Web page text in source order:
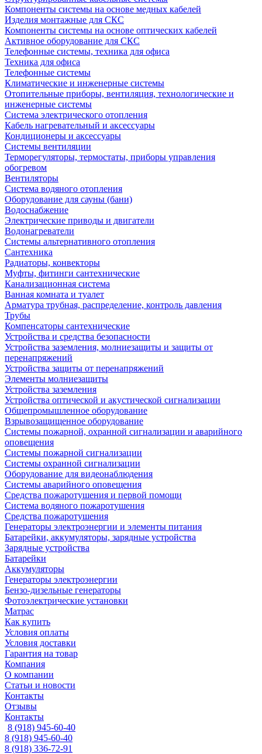
Компоненты системы на основе медных кабелей
Изделия монтажные для СКС
Компоненты системы на основе оптических кабелей
Активное оборудование для СКС
Телефонные системы, техника для офиса
Техника для офиса
Телефонные системы
Климатические и инженерные системы
Отопительные приборы, вентиляция, технологические и
инженерные системы
Система электрического отопления
Кабель нагревательный и аксессуары
Кондиционеры и аксессуары
Системы вентиляции
Терморегуляторы, термостаты, приборы управления
обогревом
Вентиляторы
Система водяного отопления
Оборудование для сауны (бани)
Водоснабжение
Электрические приводы и двигатели
Водонагреватели
Системы альтернативного отопления
Сантехника
Радиаторы, конвекторы
Муфты, фитинги сантехнические
Канализационная система
Ванная комната и туалет
Арматура трубная, распределение, контроль давления
Трубы
Компенсаторы сантехнические
Устройства и средства безопасности
Устройства заземления, молниезащиты и защиты от
перенапряжений
Устройства защиты от перенапряжений
Элементы молниезащиты
Устройства заземления
Устройства оптической и акустической сигнализации
Общепромышленное оборудование
Взрывозащищенное оборудование
Системы пожарной, охранной сигнализации и аварийного
оповещения
Системы пожарной сигнализации
Системы охранной сигнализации
Оборудование для видеонаблюдения
Системы аварийного оповещения
Средства пожаротушения и первой помощи
Система водяного пожаротушения
Средства пожаротушения
Генераторы электроэнергии и элементы питания
Батарейки, аккумуляторы, зарядные устройства
Зарядные устройства
Батарейки
Аккумуляторы
Генераторы электроэнергии
Бензо-дизельные генераторы
Фотоэлектрические установки
Матрас
Как купить
Условия оплаты
Условия доставки
Гарантия на товар
Компания
О компании
Статьи и новости
Контакты
Отзывы
Контакты
8 (918) 945-60-40
8 (918) 945-60-40
8 (918) 336-72-91